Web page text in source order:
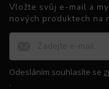
Vložte svůj e-mail a
nových produktech na
Odesláním souhlasíte se
.